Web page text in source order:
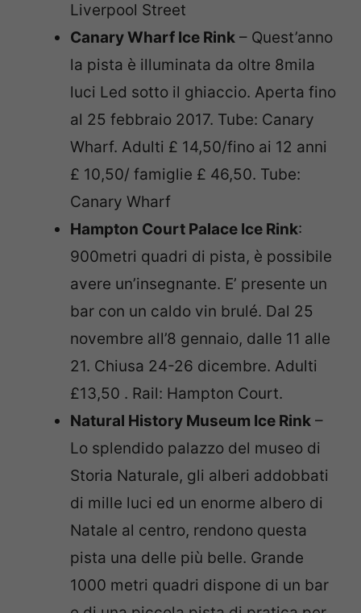
Liverpool Street
Canary Wharf Ice Rink – Quest’anno
la pista è illuminata da oltre 8mila
luci Led sotto il ghiaccio. Aperta fino
al 25 febbraio 2017. Tube: Canary
Wharf. Adulti £ 14,50/fino ai 12 anni
£ 10,50/ famiglie £ 46,50. Tube:
Canary Wharf
Hampton Court Palace Ice Rink:
900metri quadri di pista, è possibile
avere un’insegnante. E’ presente un
bar con un caldo vin brulé. Dal 25
novembre all’8 gennaio, dalle 11 alle
21. Chiusa 24-26 dicembre. Adulti
£13,50 . Rail: Hampton Court.
Natural History Museum Ice Rink –
Lo splendido palazzo del museo di
Storia Naturale, gli alberi addobbati
di mille luci ed un enorme albero di
Natale al centro, rendono questa
pista una delle più belle. Grande
1000 metri quadri dispone di un bar